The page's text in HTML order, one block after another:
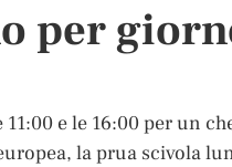
per
e le 16:00 per un
la prua scivola